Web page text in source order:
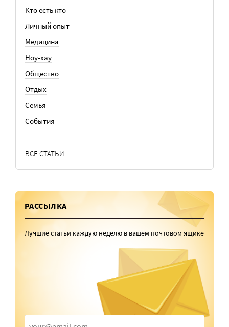
Кто есть кто
Личный опыт
Медицина
Ноу-хау
Общество
Отдых
Семья
События
ВСЕ СТАТЬИ
РАССЫЛКА
Лучшие статьи каждую неделю в вашем почтовом ящике